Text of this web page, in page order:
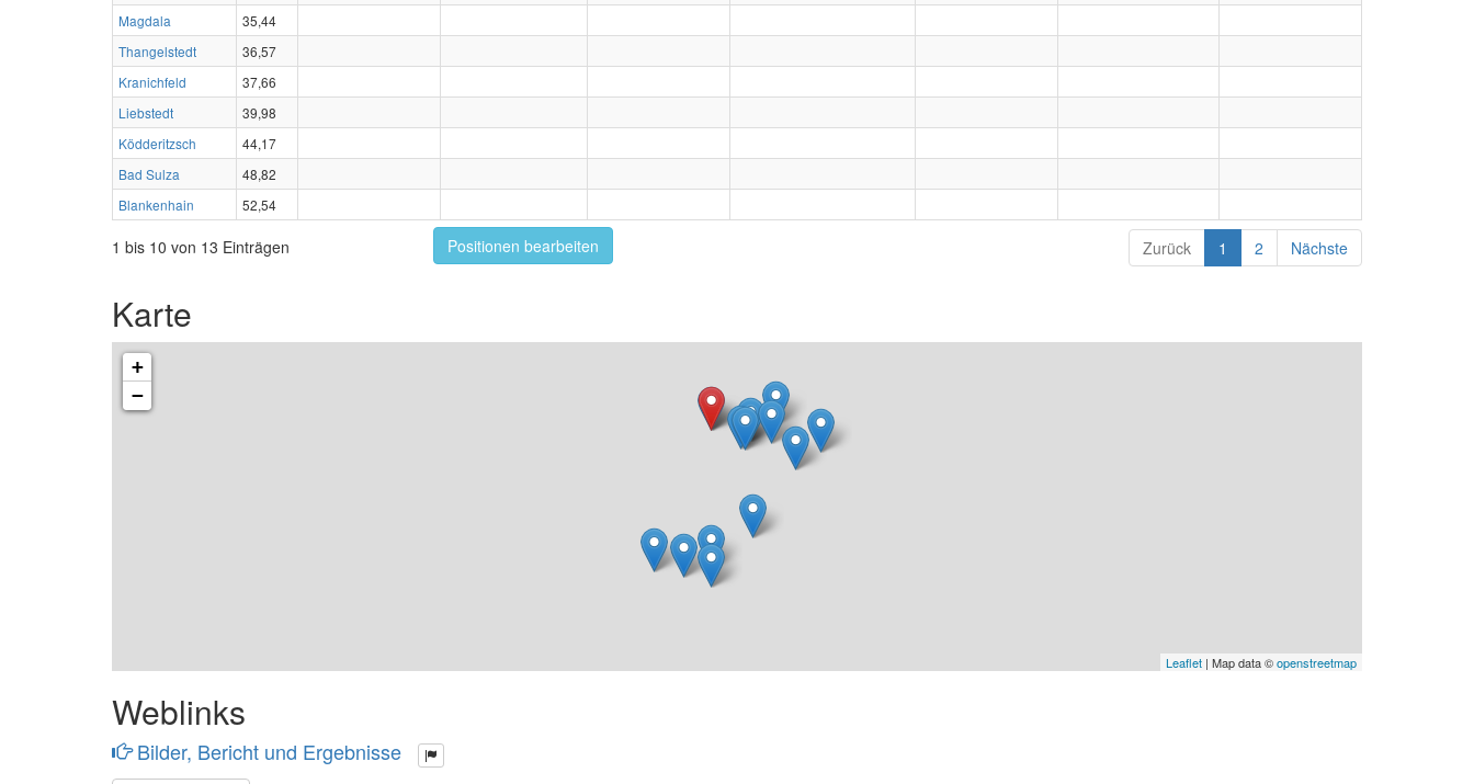
Magdala
35,44
Thangelstedt
36,57
Kranichfeld
37,66
Liebstedt
39,98
Ködderitzsch
44,17
Bad Sulza
48,82
Blankenhain
52,54
1 bis 10 von 13 Einträgen Positionen bearbeiten Zurück 1 2 Nächste
Karte
+
−
Leaflet | Map data ©openstreetmap
Weblinks
Bilder, Bericht und Ergebnisse